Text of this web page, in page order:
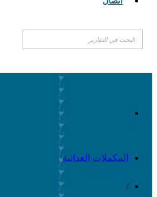
المكملات الغذائية